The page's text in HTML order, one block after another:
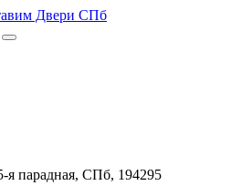
я парадная, СПб, 194295